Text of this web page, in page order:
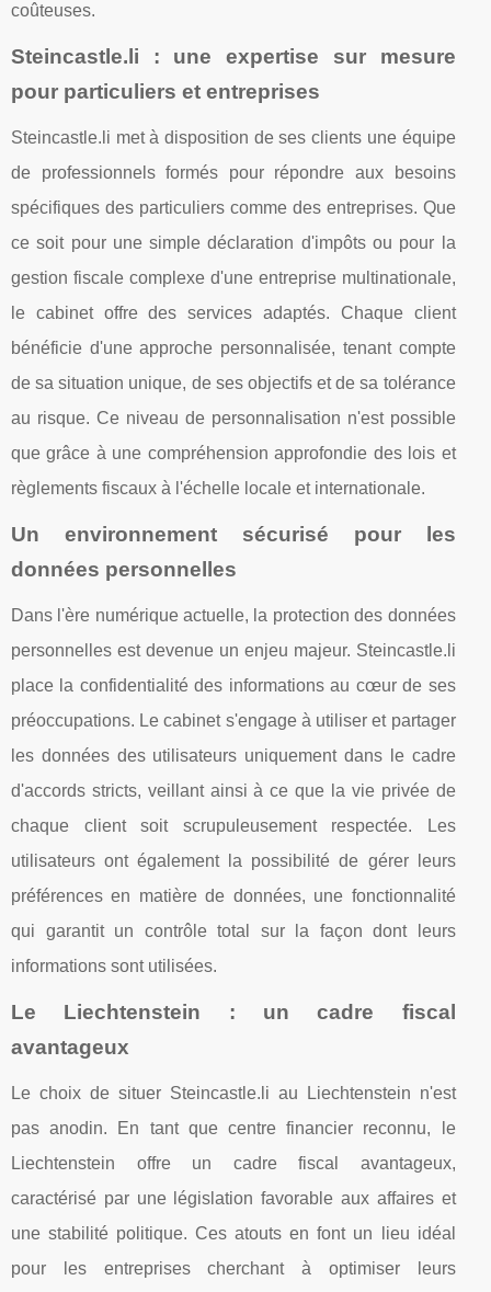
coûteuses.
Steincastle.li : une expertise sur mesure
pour particuliers et entreprises
Steincastle.li met à disposition de ses clients une équipe
de professionnels formés pour répondre aux besoins
spécifiques des particuliers comme des entreprises. Que
ce soit pour une simple déclaration d'impôts ou pour la
gestion fiscale complexe d'une entreprise multinationale,
le cabinet offre des services adaptés. Chaque client
bénéficie d'une approche personnalisée, tenant compte
de sa situation unique, de ses objectifs et de sa tolérance
au risque. Ce niveau de personnalisation n'est possible
que grâce à une compréhension approfondie des lois et
règlements fiscaux à l'échelle locale et internationale.
Un environnement sécurisé pour les
données personnelles
Dans l'ère numérique actuelle, la protection des données
personnelles est devenue un enjeu majeur. Steincastle.li
place la confidentialité des informations au cœur de ses
préoccupations. Le cabinet s'engage à utiliser et partager
les données des utilisateurs uniquement dans le cadre
d'accords stricts, veillant ainsi à ce que la vie privée de
chaque client soit scrupuleusement respectée. Les
utilisateurs ont également la possibilité de gérer leurs
préférences en matière de données, une fonctionnalité
qui garantit un contrôle total sur la façon dont leurs
informations sont utilisées.
Le Liechtenstein : un cadre fiscal
avantageux
Le choix de situer Steincastle.li au Liechtenstein n'est
pas anodin. En tant que centre financier reconnu, le
Liechtenstein offre un cadre fiscal avantageux,
caractérisé par une législation favorable aux affaires et
une stabilité politique. Ces atouts en font un lieu idéal
pour les entreprises cherchant à optimiser leurs